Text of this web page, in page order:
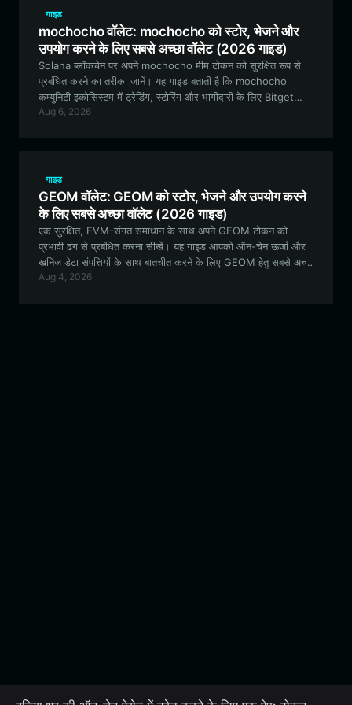
गाइड
mochocho वॉलेट: mochocho को स्टोर, भेजने और
उपयोग करने के लिए सबसे अच्छा वॉलेट (2026 गाइड)
Solana ब्लॉकचेन पर अपने mochocho मीम टोकन को सुरक्षित रूप से
प्रबंधित करने का तरीका जानें। यह गाइड बताती है कि mochocho
कम्युनिटी इकोसिस्टम में ट्रेडिंग, स्टोरिंग और भागीदारी के लिए Bitget
Wallet सबसे अच्छा विकल्प क्यों है।
Aug 6, 2026
गाइड
GEOM वॉलेट: GEOM को स्टोर, भेजने और उपयोग करने
के लिए सबसे अच्छा वॉलेट (2026 गाइड)
एक सुरक्षित, EVM-संगत समाधान के साथ अपने GEOM टोकन को
प्रभावी ढंग से प्रबंधित करना सीखें। यह गाइड आपको ऑन-चेन ऊर्जा और
खनिज डेटा संपत्तियों के साथ बातचीत करने के लिए GEOM हेतु सबसे अच्छा
वॉलेट सेट करने के बारे में जानने के लिए आवश्यक हर चीज़ को कवर करती
Aug 4, 2026